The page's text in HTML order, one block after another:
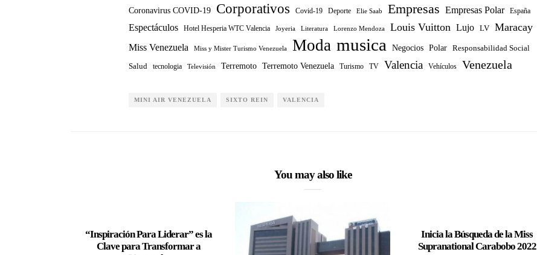
Coronavirus COVID-19 Corporativos Covid-19 Deporte Elie Saab Empresas Empresas Polar España
Espectáculos Hotel Hesperia WTC Valencia Joyeria Literatura Lorenzo Mendoza Louis Vuitton Lujo LV Maracay
Miss Venezuela Miss y Mister Turismo Venezuela Moda musica Negocios Polar Responsabilidad Social
Salud tecnologia Televisión Terremoto Terremoto Venezuela Turismo TV Valencia Vehículos Venezuela
MINI AIR VENEZUELA SIXTO REIN VALENCIA
You may also like
“Inspiración Para Liderar” es la
Clave para Transformar a
Inicia la Búsqueda de la Miss
Supranational Carabobo 2022